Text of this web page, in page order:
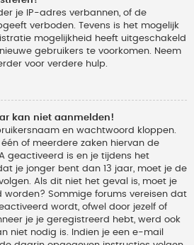
je IP-adres verbannen, of de
verboden. Tevens is het mogelijk
mogelijkheid heeft uitgeschakeld
gebruikers te voorkomen. Neem
voor verdere hulp.
kan niet aanmelden!
en wachtwoord kloppen.
of meerdere zaken hiervan de
geactiveerd is en je tijdens het
je jonger bent dan 13 jaar, moet je de
Als dit niet het geval is, moet je
Sommige forums vereisen dat
wordt, ofwel door jezelf of
je je geregistreerd hebt, werd ook
niet nodig is. Indien je een e-mail